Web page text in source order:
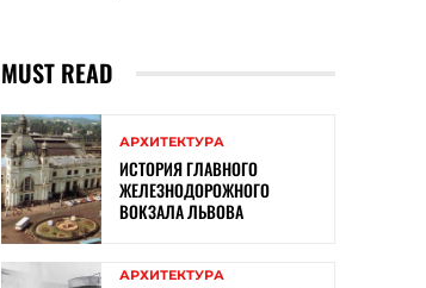
MUST READ
АРХИТЕКТУРА
ИСТОРИЯ ГЛАВНОГО
ЖЕЛЕЗНОДОРОЖНОГО
ВОКЗАЛА ЛЬВОВА
АРХИТЕКТУРА